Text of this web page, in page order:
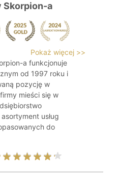
Skorpion-a
Pokaż więcej >>
a funkcjonuje
od 1997 roku i
pozycję w
mieści się w
usług
do